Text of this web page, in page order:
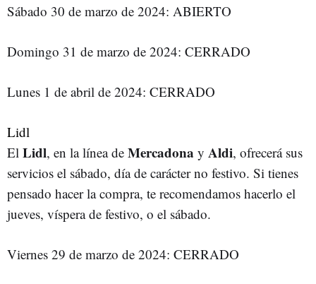
Sábado 30 de marzo de 2024: ABIERTO
Domingo 31 de marzo de 2024: CERRADO
Lunes 1 de abril de 2024: CERRADO
Lidl
El Lidl, en la línea de Mercadona y Aldi, ofrecerá sus
servicios el sábado, día de carácter no festivo. Si tienes
pensado hacer la compra, te recomendamos hacerlo el
jueves, víspera de festivo, o el sábado.
Viernes 29 de marzo de 2024: CERRADO